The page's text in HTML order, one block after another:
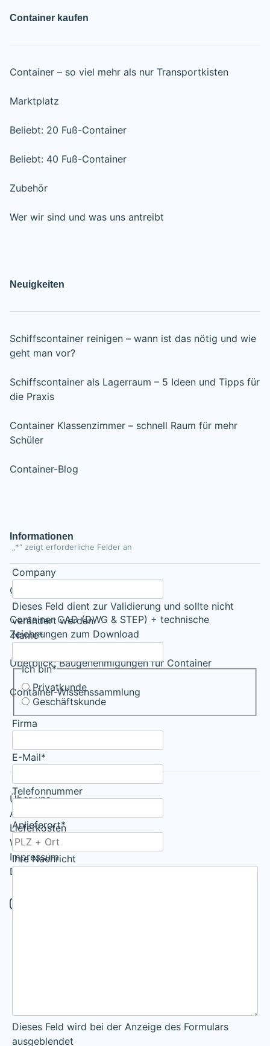
Container kaufen
Container – so viel mehr als nur Transportkisten
Marktplatz
Beliebt: 20 Fuß-Container
Beliebt: 40 Fuß-Container
Zubehör
Wer wir sind und was uns antreibt
Neuigkeiten
Schiffscontainer reinigen – wann ist das nötig und wie
geht man vor?
Schiffscontainer als Lagerraum – 5 Ideen und Tipps für
die Praxis
Container Klassenzimmer – schnell Raum für mehr
Schüler
Container-Blog
Informationen
CSC-Plakette für Container
Container CAD (DWG & STEP) + technische
Zeichnungen zum Download
Überblick: Baugenehmigungen für Container
Container-Wissenssammlung
Über uns
AGB
Lieferkosten
Widerrufsrecht
Impressum
Datenschutzerklärung
*“ zeigt erforderliche Felder an
Company
Dieses Feld dient zur Validierung und sollte nicht
verändert werden.
Name*
Ich bin*
Privatkunde
Geschäftskunde
Firma
E-Mail*
Telefonnummer
Anlieferort*
Ihre Nachricht
Dieses Feld wird bei der Anzeige des Formulars
ausgeblendet